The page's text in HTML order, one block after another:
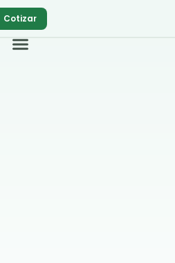
Cotizar